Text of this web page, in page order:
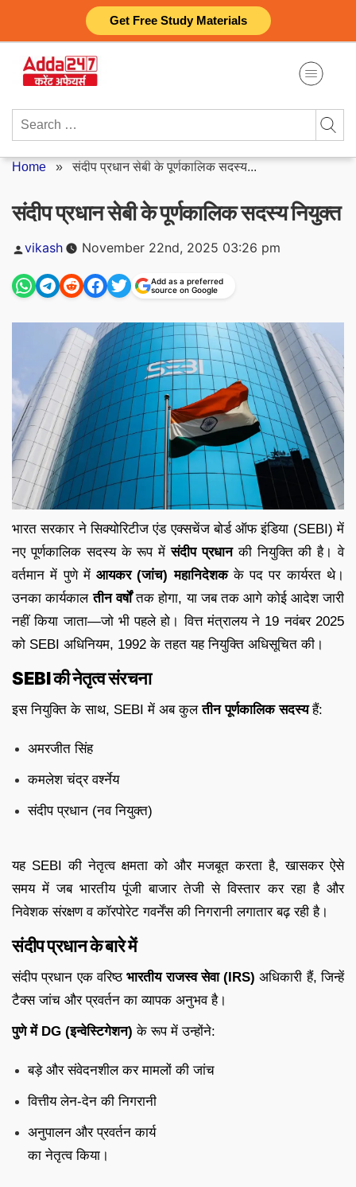
Get Free Study Materials
content
Search
Home »संदीप प्रधान सेबी के पूर्णकालिक सदस्य...
संदीप प्रधान सेबी के पूर्णकालिक सदस्य नियुक्त
Posted
vikash November 22nd, 2025 03:26 pm
Add as a preferred
source on Google
भारत सरकार ने सिक्योरिटीज एंड एक्सचेंज बोर्ड ऑफ इंडिया (SEBI) में
नए पूर्णकालिक सदस्य के रूप मेंसंदीप प्रधानकी नियुक्ति की है। वे
वर्तमान में पुणे मेंआयकर (जांच) महानिदेशकके पद पर कार्यरत थे।
उनका कार्यकालतीन वर्षोंतक होगा, या जब तक आगे कोई आदेश जारी
नहीं किया जाता—जो भी पहले हो। वित्त मंत्रालय ने 19 नवंबर 2025
को SEBI अधिनियम, 1992 के तहत यह नियुक्ति अधिसूचित की।
SEBI की नेतृत्व संरचना
इस नियुक्ति के साथ, SEBI में अब कुलतीन पूर्णकालिक सदस्यहैं:
अमरजीत सिंह
कमलेश चंद्र वर्श्नेय
संदीप प्रधान (नव नियुक्त)
यह SEBI की नेतृत्व क्षमता को और मजबूत करता है, खासकर ऐसे
समय में जब भारतीय पूंजी बाजार तेजी से विस्तार कर रहा है और
निवेशक संरक्षण व कॉरपोरेट गवर्नेंस की निगरानी लगातार बढ़ रही है।
संदीप प्रधान के बारे में
संदीप प्रधान एक वरिष्ठभारतीय राजस्व सेवा (IRS) अधिकारी हैं, जिन्हें
टैक्स जांच और प्रवर्तन का व्यापक अनुभव है।
पुणे में DG (इन्वेस्टिगेशन) के रूप में उन्होंने:
बड़े और संवेदनशील कर मामलों की जांच
वित्तीय लेन-देन की निगरानी
अनुपालन और प्रवर्तन कार्य
का नेतृत्व किया।